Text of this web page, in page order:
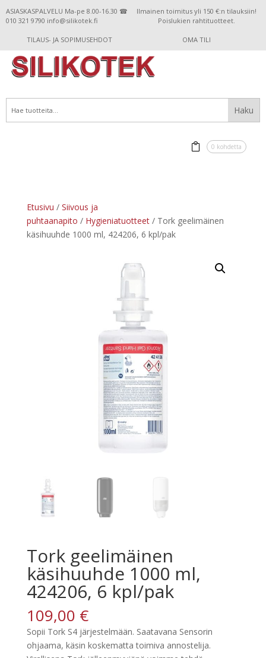
ASIASKASPALVELU Ma-pe 8.00-16.30 ☎
010 321 9790 info@silikotek.fi
Ilmainen toimitus yli 150 €:n tilauksiin!
Poislukien rahtituotteet.
TILAUS- JA SOPIMUSEHDOT OMA TILI
0 kohdetta
Etusivu / Siivous ja
puhtaanapito / Hygieniatuotteet/ Tork geelimäinen
käsihuuhde 1000 ml, 424206, 6 kpl/pak
Tork geelimäinen
käsihuuhde 1000 ml,
424206, 6 kpl/pak
109,00 €
Sopii Tork S4 järjestelmään. Saatavana Sensorin
ohjaama, käsin koskematta toimiva annostelija.